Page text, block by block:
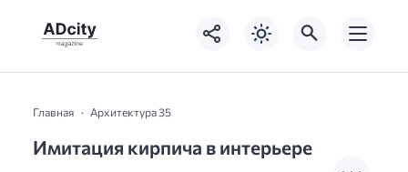
Главная Архитектура 35
Имитация кирпича в интерьере